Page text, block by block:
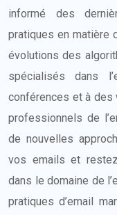
informé des
pratiques en matière
évolutions des
spécialisés dans
conférences et à des
professionnels de
de nouvelles
vos emails et
dans le domaine de
pratiques d’email